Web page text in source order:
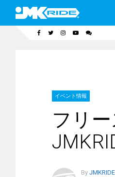
イベント情報
フリ
By JMKRIDE